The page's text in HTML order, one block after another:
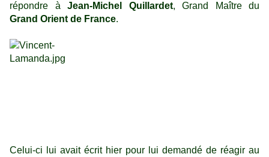
répondre à Jean-Michel Quillardet, Grand Maître du
Grand Orient de France.
Celui-ci lui avait écrit hier pour lui demandé de réagir au